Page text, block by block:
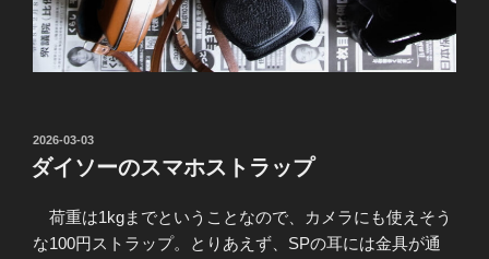
投
稿
日:
2026-03-03
ダイソーのスマホストラップ
荷重は1kgまでということなので、カメラにも使えそう
な100円ストラップ。とりあえず、SPの耳には金具が通